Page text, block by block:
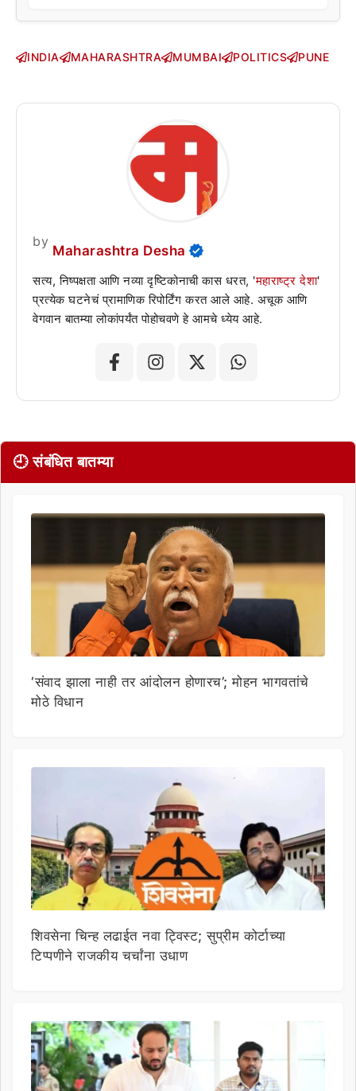
INDIA MAHARASHTRA MUMBAI POLITICS PUNE
by
Maharashtra Desha
सत्य, निष्पक्षता आणि नव्या दृष्टिकोनाची कास धरत, 'महाराष्ट्र देशा'
प्रत्येक घटनेचं प्रामाणिक रिपोर्टिंग करत आले आहे. अचूक आणि
वेगवान बातम्या लोकांपर्यंत पोहोचवणे हे आमचे ध्येय आहे.
🕘 संबंधित बातम्या
‘संवाद झाला नाही तर आंदोलन होणारच’; मोहन भागवतांचे
मोठे विधान
शिवसेना चिन्ह लढाईत नवा ट्विस्ट; सुप्रीम कोर्टाच्या
टिप्पणीने राजकीय चर्चांना उधाण